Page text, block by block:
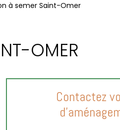
à semer Saint-Omer
OMER
Contactez